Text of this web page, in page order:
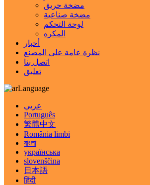
مضخة حريق
مضخة صناعية
لوحة التحكم
المكره
أخبار
نظرة عامة على المصنع
اتصل بنا
تعليق
Language
عربي
Português
繁體中文
România limbi
বাংলা
українська
slovenščina
日本語
हिंदी